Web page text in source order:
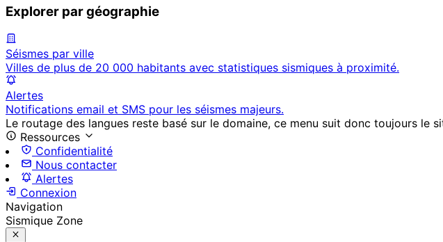
Explorer par géographie
Séismes par ville
Villes de plus de 20 000 habitants avec statistiques sismiques à proximité.
Alertes
Notifications email et SMS pour les séismes majeurs.
Le routage des langues reste basé sur le domaine, ce menu suit donc toujours le
Ressources
Confidentialité
Nous contacter
Alertes
Connexion
Navigation
Sismique Zone